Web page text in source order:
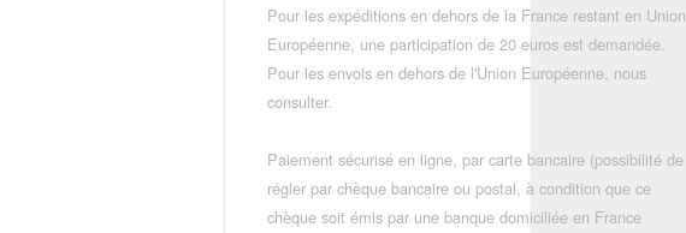
Pour les expéditions en dehors de la France restant en Union
Européenne, une participation de 20 euros est demandée.
Pour les envois en dehors de l'Union Européenne, nous
consulter.
Paiement sécurisé en ligne, par carte bancaire (possibilité de
régler par chèque bancaire ou postal, à condition que ce
chèque soit émis par une banque domiciliée en France